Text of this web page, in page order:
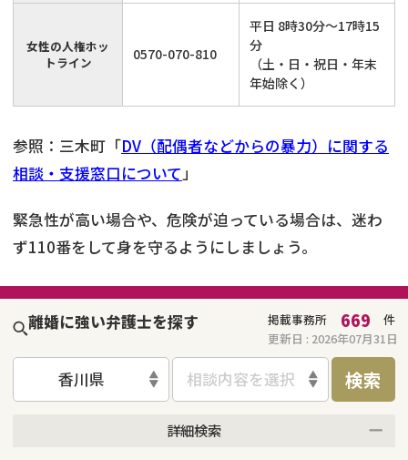
女性の人権ホッ
トライン
0570-070-810
平日 8時30分～17時15
分
（土・日・祝日・年末
年始除く）
参照：三木町「DV（配偶者などからの暴力）に関する
相談・支援窓口について」
緊急性が高い場合や、危険が迫っている場合は、迷わ
ず110番をして身を守るようにしましょう。
離婚に強い弁護士を探す 掲載事務所 669
件
更新日 : 2026年07月31日
香川県 相談内容を選択 検索
詳細検索